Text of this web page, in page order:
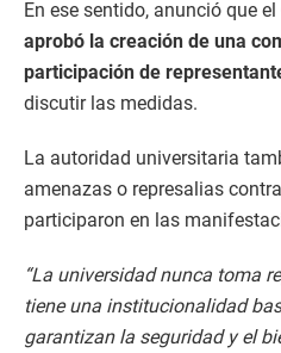
En ese sentido, anunció que el
aprobó la creación de una
participación de
discutir las medidas.
La autoridad universitaria
amenazas o represalias
participaron en las
“La universidad nunca toma
tiene una institucionalidad
garantizan la seguridad y el